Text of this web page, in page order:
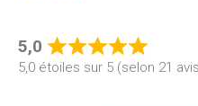
5,0
Rated
5,0 étoiles sur 5 (selon 21